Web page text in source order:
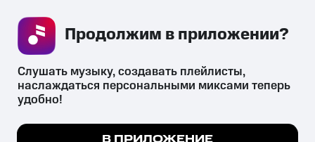
СКАЧАТЬ ПРИЛОЖЕНИЕ
психотропных веществ, их аналогов причиняет вред здоровью,
Мы используем куки, чтобы на сайте все
Слушать музыку, создавать плейлисты,
наслаждаться персональными миксами теперь
удобно!